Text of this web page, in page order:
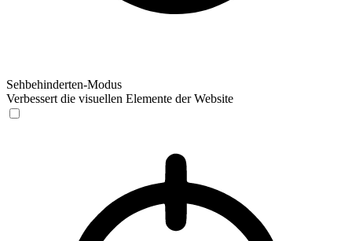
Sehbehinderten-Modus
Verbessert die visuellen Elemente der Website